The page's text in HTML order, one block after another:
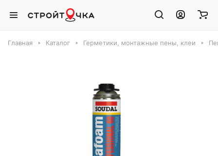
Главная Каталог Герметики, монтажные пены, клеи